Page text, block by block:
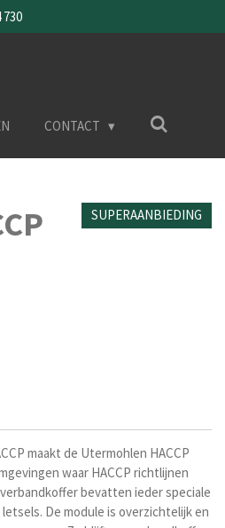
730
CONTACT
SUPERAANBIEDING
maakt de Utermohlen HACCP
waar HACCP richtlijnen
bevatten ieder speciale
De module is overzichtelijk en